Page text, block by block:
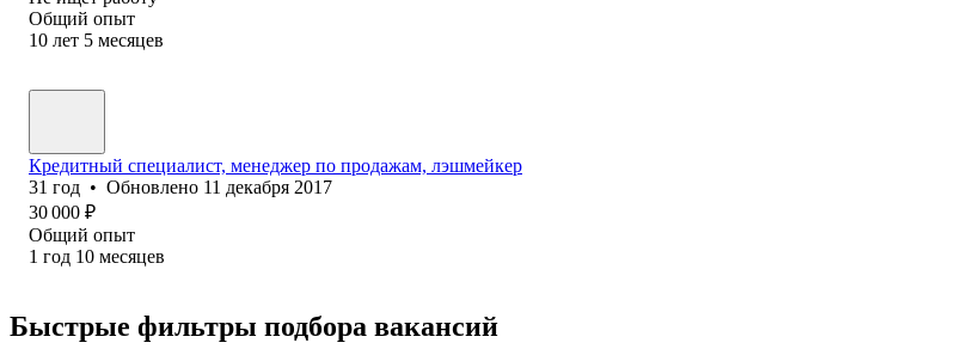
Общий опыт
10 лет 5 месяцев
Кредитный специалист, менеджер по продажам, лэшмейкер
31 год • Обновлено 11 декабря 2017
30 000 ₽
Общий опыт
1 год 10 месяцев
Быстрые фильтры подбора вакансий